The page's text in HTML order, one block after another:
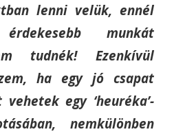
lenni velük, ennél
munkát
tudnék! Ezenkívül
ha egy jó csapat
egy ‘heuréka’-
nemkülönben